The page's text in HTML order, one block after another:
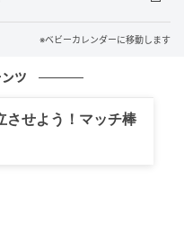
までの笑顔が消え、み
さっき君に出されて
※ベビーカレンダーに移動します
ツ
させよう！マッチ棒